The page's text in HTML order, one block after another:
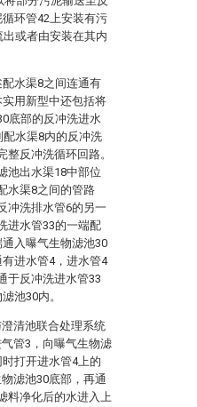
环管42上安装有污
或者由安装在其内
水渠8之间连通有
用新型中还包括将
底部的反冲洗进水
水渠8内的反冲洗
反冲洗循环回路。
池出水渠18中部位
水渠8之间的管路
冲洗排水管6的另一
进水管33的一端配
入曝气生物滤池30
进水管4，进水管4
于反冲洗进水管33
池30内。
清池联合处理系统
管3，向曝气生物滤
打开进水管4上的
滤池30底部，再通
料净化后的水进入上